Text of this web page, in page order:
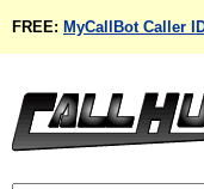
FREE: MyCallBot Caller